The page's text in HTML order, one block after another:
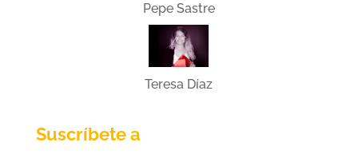
Pepe Sastre
Teresa Díaz
Suscríbete a